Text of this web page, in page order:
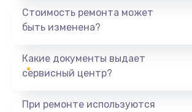
1440 руб.
Ремонт южного моста
Стоимость ремонта может
быть изменена?
Какие документы выдает
сервисный центр?
При ремонте используются